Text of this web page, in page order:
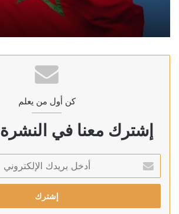
كن أول من يعلم
إشترك معنا في النشرة
بريدك
الإلكتروني